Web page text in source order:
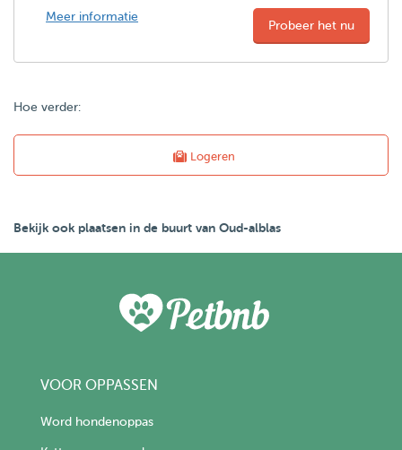
Meer informatie
Probeer het nu
Hoe verder:
Logeren
Bekijk ook plaatsen in de buurt van Oud-alblas
VOOR OPPASSEN
Word hondenoppas